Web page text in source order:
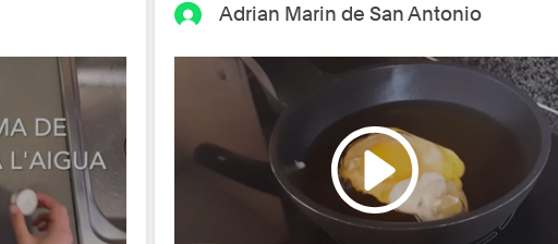
Adrian Marin de San Antonio